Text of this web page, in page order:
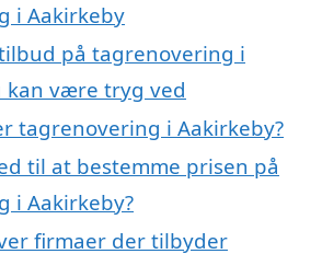
i Aakirkeby
på tagrenovering i
kan være tryg ved
tagrenovering i Aakirkeby?
til at bestemme prisen på
i Aakirkeby?
firmaer der tilbyder